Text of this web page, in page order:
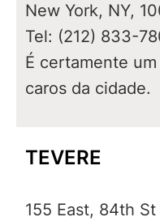
New York, NY,
Tel: (212) 833-
É certamente
caros da cidade.
TEVERE
155 East, 84th